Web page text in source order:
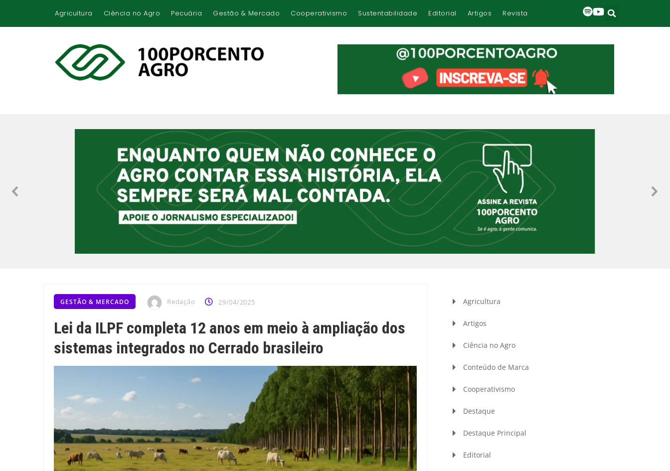
Agricultura Ciência no Agro Pecuária Gestão & Mercado Cooperativismo Sustentabilidade Editorial Artigos Revista
GESTÃO & MERCADO Redação 29/04/2025
Lei da ILPF completa 12 anos em meio à ampliação dos
sistemas integrados no Cerrado brasileiro
Agricultura
Artigos
Ciência no Agro
Conteúdo de Marca
Cooperativismo
Destaque
Destaque Principal
Editorial